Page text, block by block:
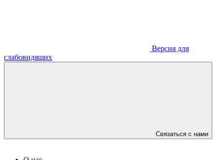
Версия для
слабовидящих
Связаться с нами